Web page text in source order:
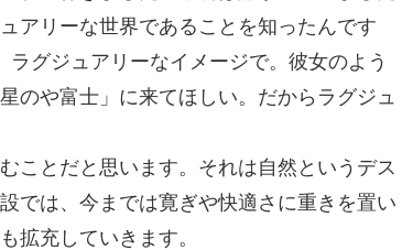
アリーな世界であることを知ったんです
グジュアリーなイメージで。彼女のよう
のや富士」に来てほしい。だからラグジュ
ことだと思います。それは自然というデス
では、今までは寛ぎや快適さに重きを置い
拡充していきます。